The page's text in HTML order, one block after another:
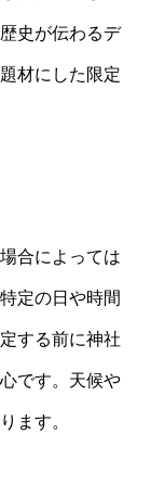
史が伝わるデ
材にした限定
合によっては
定の日や時間
する前に神社
です。天候や
ます。